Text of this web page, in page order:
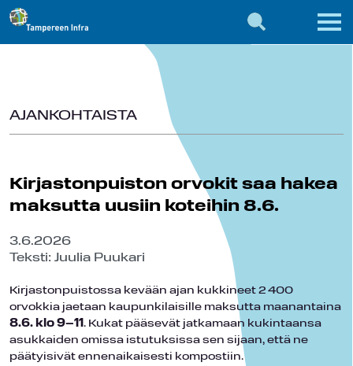
AJANKOHTAISTA
Kirjastonpuiston orvokit saa hakea
maksutta uusiin koteihin 8.6.
3.6.2026
Teksti: Juulia Puukari
Kirjastonpuistossa kevään ajan kukkineet 2 400
orvokkia jaetaan kaupunkilaisille maksutta maanantaina
8.6. klo 9–11 . Kukat pääsevät jatkamaan kukintaansa
asukkaiden omissa istutuksissa sen sijaan, että ne
päätyisivät ennenaikaisesti kompostiin.